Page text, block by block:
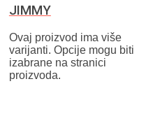
JIMMY
Ovaj proizvod ima više
varijanti. Opcije mogu biti
izabrane na stranici
proizvoda.